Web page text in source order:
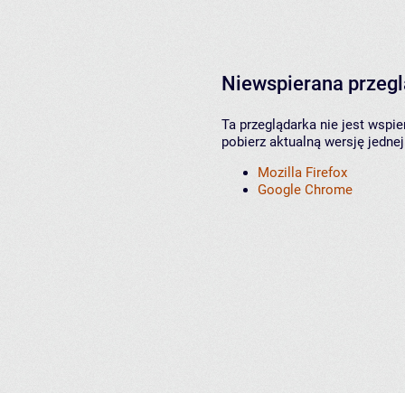
Niewspierana
Ta przeglądarka nie jest
pobierz aktualną wersję
Mozilla Firefox
Google Chrome